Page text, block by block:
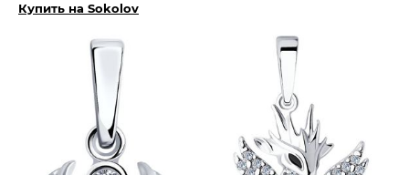
Купить на Sokolov